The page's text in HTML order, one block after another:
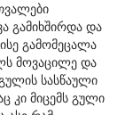
გამიხშირდა და
გამომეცალა
მოვაცილე და
სასწაული
კი მიცემს გული